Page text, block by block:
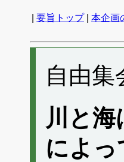
要旨トップ| 本企画
自由
川と
によっ